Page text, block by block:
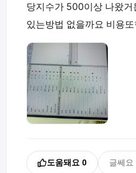
당지수가 500이상 나왔
있는방법 없을까요 비용
도움돼요 0 글쎄요